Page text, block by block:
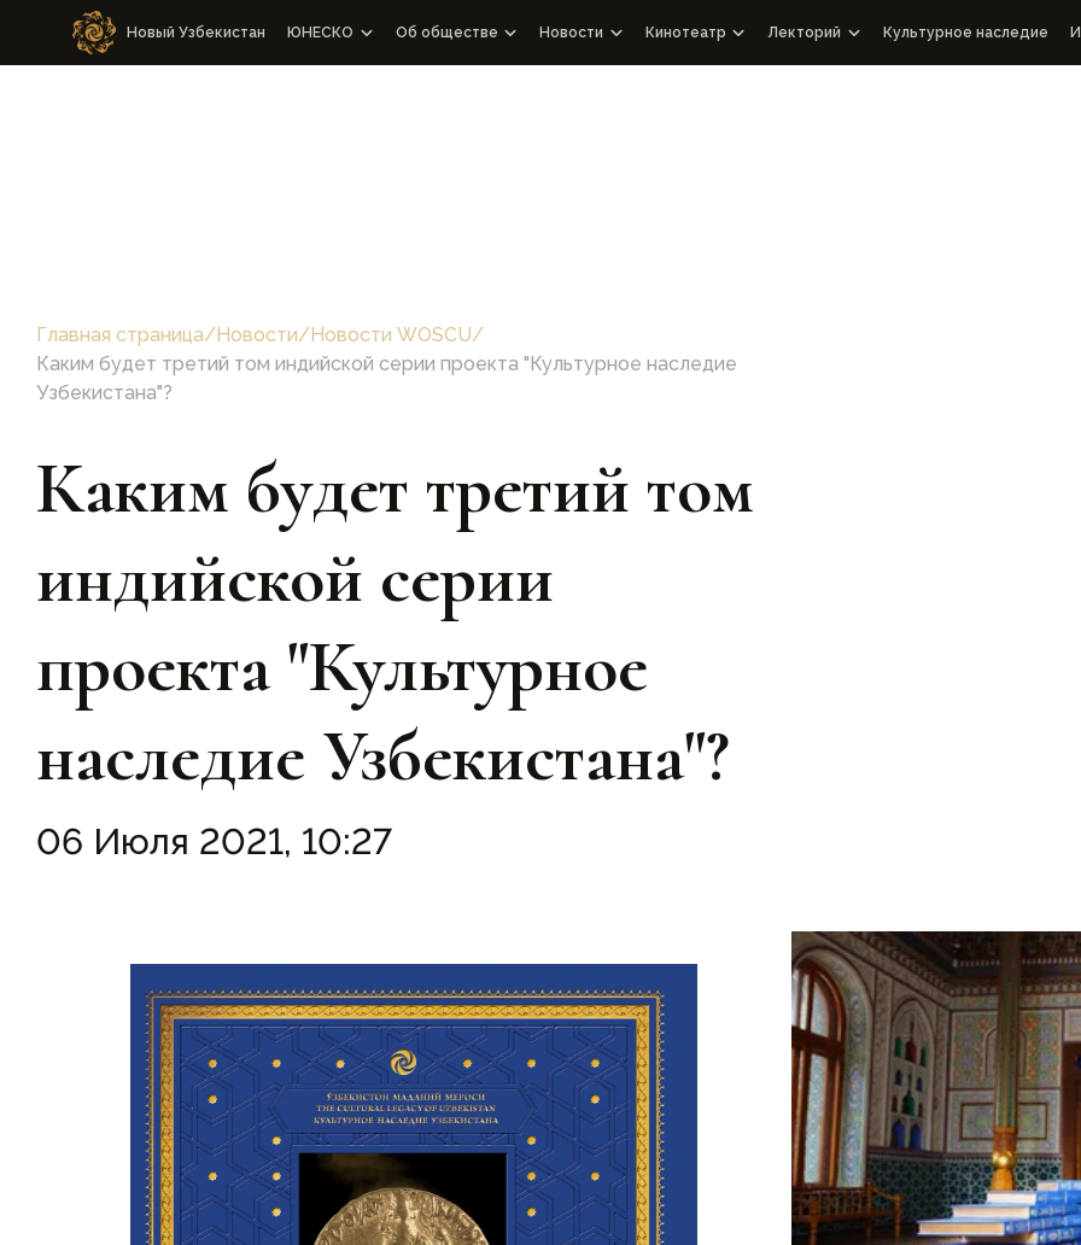
Новый Узбекистан ЮНЕСКО Об обществе
Наша команда
Новости Кинотеатр Лекторий Культурное наследие
Главная страница/Новости/Новости WOSCU/
Каким будет третий том индийской серии проекта "Культурное наследие
Узбекистана"?
Каким будет третий том
индийской серии
проекта "Культурное
наследие Узбекистана"?
06 Июля 2021, 10:27